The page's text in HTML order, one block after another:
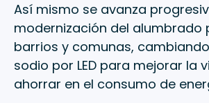
Así mismo se avanza
modernización del alumbrado
barrios y comunas,
sodio por LED para mejorar la
ahorrar en el consumo de